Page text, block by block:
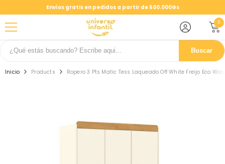
SALTAR AL CONTENIDO
Envíos gratis en pedidos a partir de 500.000Gs
00
Buscar
Inicio Products Ropero 3 Pts Matic Tess Laqueado Off White Freijo Eco